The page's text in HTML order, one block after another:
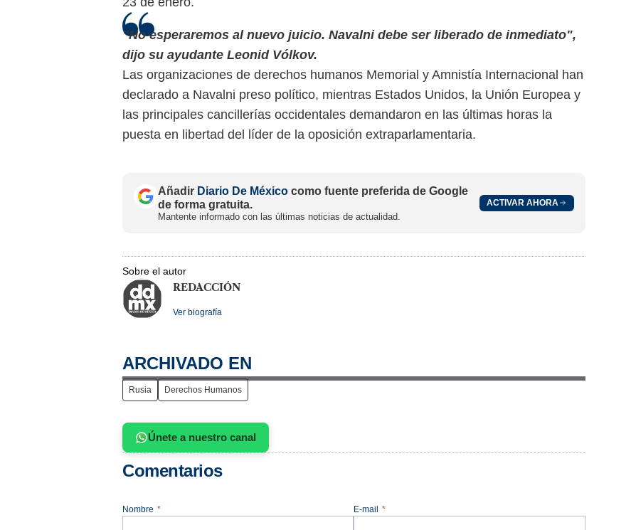
"No esperaremos al nuevo juicio. Navalni debe ser liberado de inmediato",
dijo su ayudante Leonid Vólkov.
Las organizaciones de derechos humanos Memorial y Amnistía Internacional han
declarado a Navalni preso político, mientras Estados Unidos, la Unión Europea y
las principales cancillerías occidentales demandaron en las últimas horas la
puesta en libertad del líder de la oposición extraparlamentaria.
Añadir Diario De México como fuente preferida de Google
de forma gratuita.
Mantente informado con las últimas noticias de actualidad.
ACTIVAR AHORA
Sobre el autor
REDACCIÓN
Ver biografía
ARCHIVADO EN
Rusia Derechos Humanos
Únete a nuestro canal
Comentarios
Nombre * E-mail *